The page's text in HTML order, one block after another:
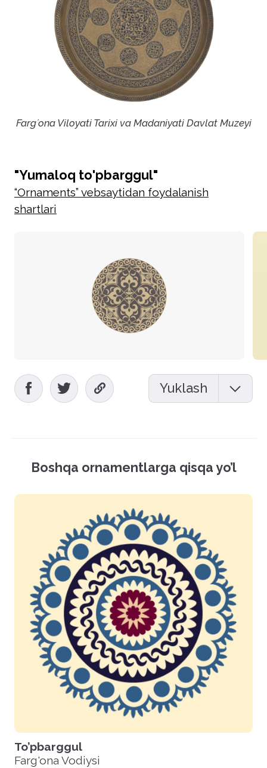
Fargʼona Viloyati Tarixi va Madaniyati Davlat Muzeyi
"Yumaloq to'pbarggul"
“Ornaments” vebsaytidan foydalanish
shartlari
Yuklash
Rasmlar (PNG)
Hamma fayllarni yuklash
Boshqa ornamentlarga qisqa yo’l
To’pbarggul
Farg'ona Vodiysi